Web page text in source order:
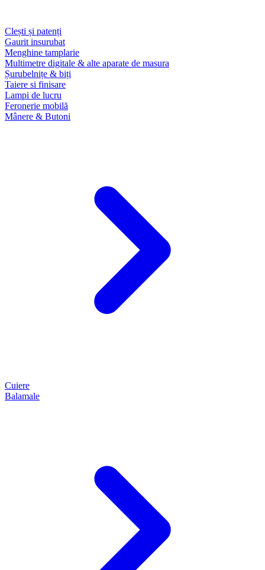
Clești și patenți
Gaurit insurubat
Menghine tamplarie
Multimetre digitale & alte aparate de masura
Șurubelnițe & biți
Taiere si finisare
Lampi de lucru
Feronerie mobilă
Mânere & Butoni
Cuiere
Balamale